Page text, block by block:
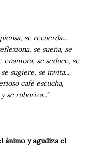
se recuerda...
se sueña, se
enamora, se seduce, se
sugiere, se invita...
café escucha,
se ruboriza..."
ánimo y agudiza el